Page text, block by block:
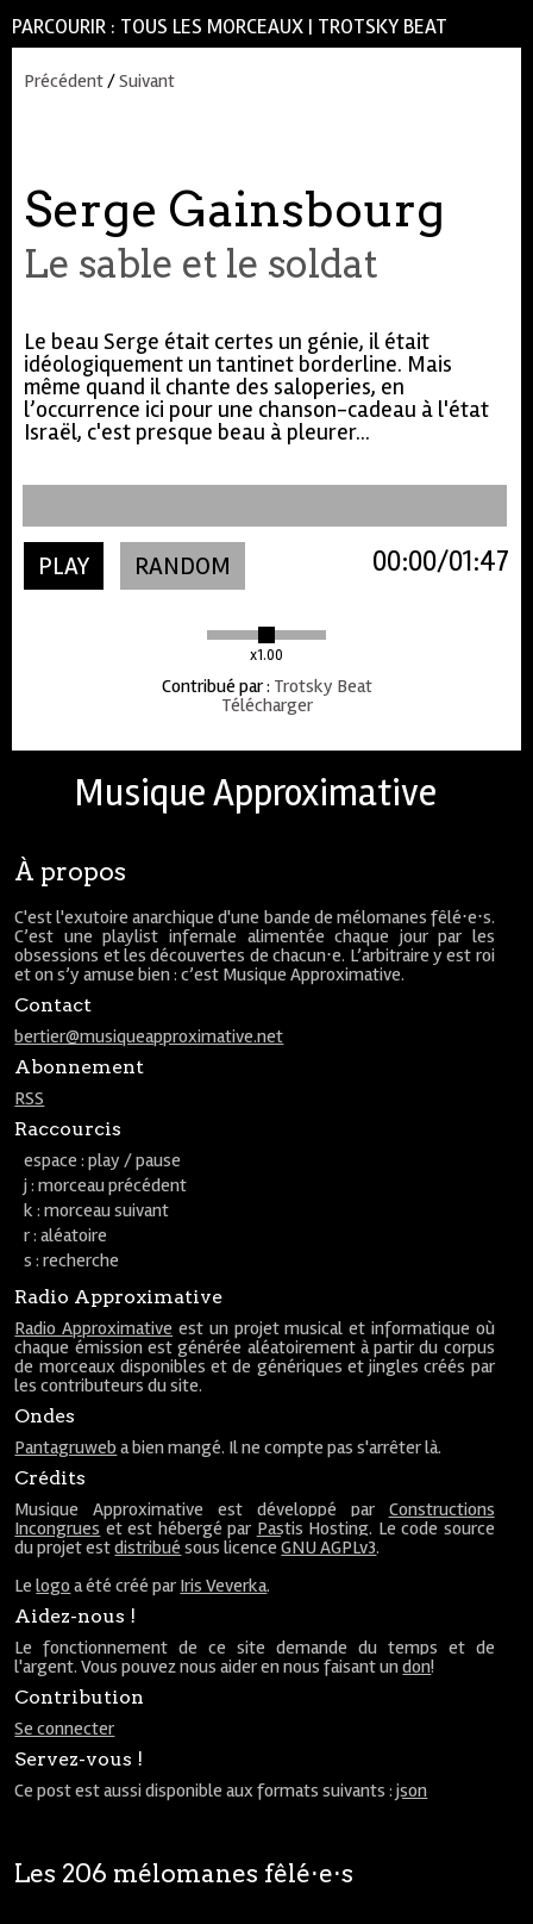
PARCOURIR : TOUS LES MORCEAUX | TROTSKY BEAT
Précédent/Suivant
Serge Gainsbourg
Le sable et le soldat
Le beau Serge était certes un génie, il était
idéologiquement un tantinet borderline. Mais
même quand il chante des saloperies, en
l’occurrence ici pour une chanson-cadeau à l'état
Israël, c'est presque beau à pleurer...
PLAY RANDOM
x1.00
01:47
00:00
Contribué par: Trotsky Beat
Télécharger
Musique Approximative
À propos
C'est l'exutoire anarchique d'une bande de mélomanes fêlé⋅e⋅s.
C’est une playlist infernale alimentée chaque jour par les
obsessions et les découvertes de chacun⋅e. L’arbitraire y est roi
et on s’y amuse bien : c’est Musique Approximative.
Contact
bertier@musiqueapproximative.net
Abonnement
RSS
Raccourcis
espace : play / pause
j : morceau précédent
k : morceau suivant
r : aléatoire
s : recherche
Radio Approximative
Radio Approximative est un projet musical et informatique où
chaque émission est générée aléatoirement à partir du corpus
de morceaux disponibles et de génériques et jingles créés par
les contributeurs du site.
Ondes
Pantagruweb a bien mangé. Il ne compte pas s'arrêter là.
Crédits
Musique Approximative est développé par Constructions
Incongrues et est hébergé par Pastis Hosting. Le code source
du projet estdistribué sous licenceGNU AGPLv3.
Lelogo a été créé par Iris Veverka.
Aidez-nous !
Le fonctionnement de ce site demande du temps et de
l'argent. Vous pouvez nous aider en nous faisant undon!
Contribution
Se connecter
Servez-vous !
Ce post est aussi disponible aux formats suivants :json
Les 206 mélomanes fêlé⋅e⋅s